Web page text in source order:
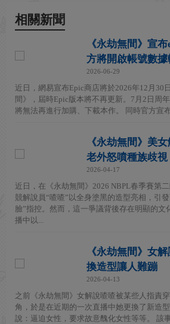
相關新聞
《永劫無間》宣
方將開啟帳號數據
2026-06-29
近日，網易宣布Epic商店將於2026年12月30
間》，屆時Epic版本將不再更新。7月2日周
將無法再進行加購、下載本作。 同時官方宣
《永劫無間》美
老外怒噴種族歧視
2026-04-17
近日，在《永劫無間》2026 NBPL春季賽第
競解說員“喳喳”以全身塗黑的造型亮相，引
臉”指控。然而，這一爭議背後存在明顯的文
播中以...
《永劫無間》女
換造型讓人難蹦
2026-04-13
之前《永劫無間》女解說喳喳被某些人指責
角，於是在近期的一次直播中她更換了新造
說：逼迫女性，要求故意醜化女性等等。 該